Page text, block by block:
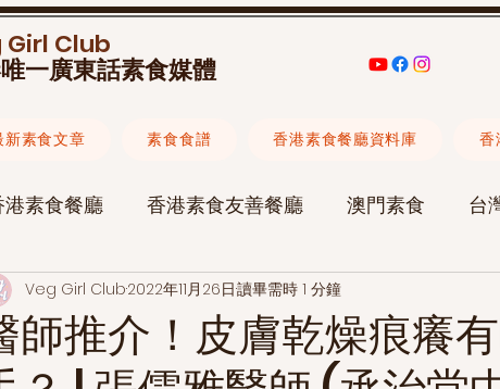
Girl Club
一廣東話素食媒體
港素食餐廳 香港素食友善餐廳 澳門素食 台
素食懶人包 素食旅遊 素食聚會
師推介！皮膚乾燥痕癢
Veg Girl Club2022年11月26日讀畢需時 1 分鐘
新素食文章 素食食譜 香港素食餐廳資料庫 香